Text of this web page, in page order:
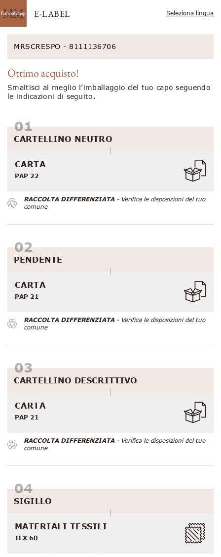
E-LABEL Seleziona lingua
MRSCRESPO - 8111136706
Ottimo acquisto!
Smaltisci al meglio l’imballaggio del tuo capo seguendo
le indicazioni di seguito.
CARTELLINO NEUTRO
CARTA
PAP 22
RACCOLTA DIFFERENZIATA- Verifica le disposizioni del tuo
comune
PENDENTE
CARTA
PAP 21
RACCOLTA DIFFERENZIATA- Verifica le disposizioni del tuo
comune
CARTELLINO DESCRITTIVO
CARTA
PAP 21
RACCOLTA DIFFERENZIATA- Verifica le disposizioni del tuo
comune
SIGILLO
MATERIALI TESSILI
TEX 60